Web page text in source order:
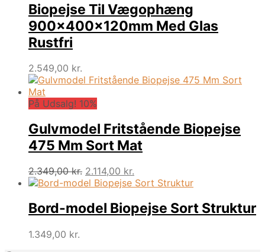
Biopejse Til Vægophæng
900x400x120mm Med Glas
Rustfri
2.549,00 kr.
På Udsalg! 10%
Gulvmodel Fritstående Biopejse
475 Mm Sort Mat
2.349,00kr. Den
oprindelige
var:
2.349,00 kr..
2.114,00 kr.
aktuelle
er:
2.114,00 kr..
Bord-model Biopejse Sort Struktur
1.349,00 kr.